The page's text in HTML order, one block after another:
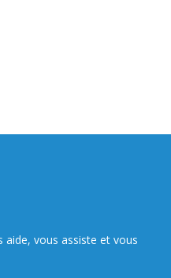
aide, vous assiste et vous